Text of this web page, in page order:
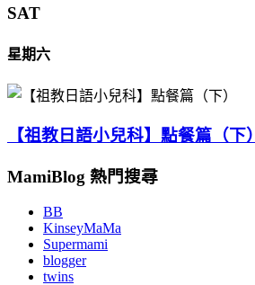
SAT
星期六
【祖教日語小兒科】點餐篇（下）
MamiBlog 熱門搜尋
BB
KinseyMaMa
Supermami
blogger
twins